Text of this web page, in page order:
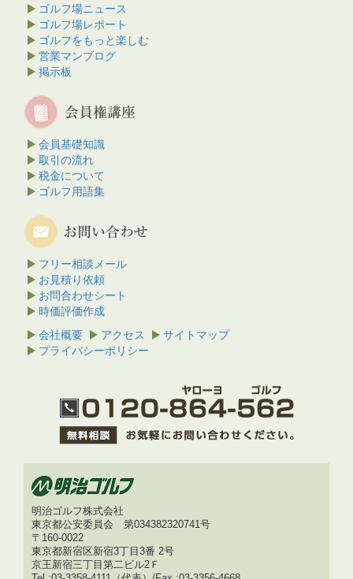
ゴルフ場ニュース
ゴルフ場レポート
ゴルフをもっと楽しむ
営業マンブログ
掲示板
会員基礎知識
取引の流れ
税金について
ゴルフ用語集
フリー相談メール
お見積り依頼
お問合わせシート
時価評価作成
会社概要
アクセス
サイトマップ
プライバシーポリシー
明治ゴルフ株式会社
東京都公安委員会 第034382320741号
〒160-0022
東京都新宿区新宿3丁目3番 2号
京王新宿三丁目第二ビル2Ｆ